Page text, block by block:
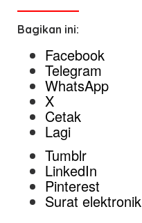
Bagikan ini:
Facebook
Telegram
WhatsApp
X
Cetak
Lagi
Tumblr
LinkedIn
Pinterest
Surat elektronik